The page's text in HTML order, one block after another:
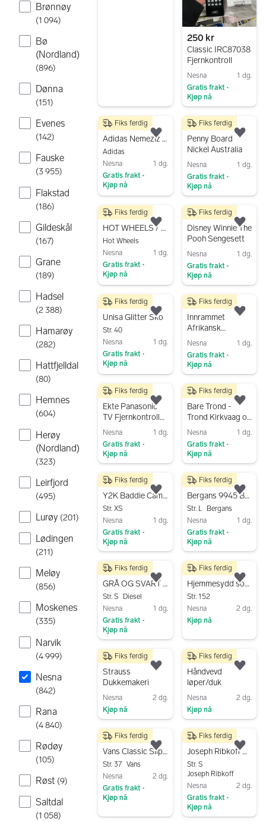
Brønnøy
(1 094)
Bø
(Nordland)
(896)
Dønna
(151)
Evenes
(142)
Fauske
(3 955)
Flakstad
(186)
Gildeskål
(167)
Grane
(189)
Hadsel
(2 388)
Hamarøy
(282)
Hattfjelldal
(80)
Hemnes
(604)
Herøy
(Nordland)
(323)
Leirfjord
(495)
Lurøy (201)
Lødingen
(211)
Meløy
(856)
Moskenes
(335)
Narvik
(4 999)
Nesna
(842)
Rana
(4 840)
Rødøy
(105)
Røst (9)
Saltdal
(1 058)
250 kr
Classic IRC87038
Fjernkontroll
Nesna
1 dg.
Gratis frakt •
Kjøp nå
200 kr
Adidas Nemeziz Skopose
Adidas
Nesna
1 dg.
Gratis frakt •
Kjøp nå
Fiks ferdig
Legg til som favoritt.
Gå til annonsen
450 kr
Penny Board
Nickel Australia
Nesna
1 dg.
Gratis frakt •
Kjøp nå
Fiks ferdig
299 kr
HOT WHEELS / TOY STATE 2014 "STREET CREEPER" LIGHTS SOUNDS MOTION
Hot Wheels
Nesna
1 dg.
Gratis frakt •
Kjøp nå
Fiks ferdig
Legg til som favoritt.
Gå til annonsen
280 kr
Disney Winnie The
Pooh Sengesett
Nesna
1 dg.
Gratis frakt •
Kjøp nå
Fiks ferdig
699 kr
Unisa Glitter Sko
Str. 40
Nesna
1 dg.
Gratis frakt •
Kjøp nå
Fiks ferdig
Legg til som favoritt.
Gå til annonsen
399 kr
Innrammet
Afrikansk
Treskjæring
Nesna
1 dg.
Gratis frakt •
Kjøp nå
Fiks ferdig
299 kr
Ekte Panasonic
TV Fjernkontroll
NQ2AYB000181
Nesna
1 dg.
Gratis frakt •
Kjøp nå
Fiks ferdig
Legg til som favoritt.
199 kr
Bare Trond -
Trond Kirkvaag og
Atle Antonsen’s
Nesna
1 dg.
Gratis frakt •
Kjøp nå
Fiks ferdig
280 kr
Y2K Baddie Camisole / Singlet
Str. XS
Nesna
1 dg.
Gratis frakt •
Kjøp nå
Fiks ferdig
Legg til som favoritt.
420 kr
Bergans 9945 Bykle Lady Turshorts L
Str. L
Bergans
Nesna
1 dg.
Gratis frakt •
Kjøp nå
Fiks ferdig
2 500 kr
GRÅ OG SVART DIESEL KORTERMET HETTE OVERSIZED KJOLE MED DOBBEL GLIDELÅS
Str. S
Diesel
Nesna
1 dg.
Gratis frakt •
Kjøp nå
Fiks ferdig
Legg til som favoritt.
300 kr
Hjemmesydd sommerkjole
Str. 152
Nesna
2 dg.
Kjøp nå
Fiks ferdig
Gå til annonsen
1 200 kr
Strauss
Dukkemakeri
Nesna
2 dg.
Kjøp nå
Fiks ferdig
Legg til som favoritt.
250 kr
Håndvevd
løper/duk
Nesna
2 dg.
Kjøp nå
Fiks ferdig
280 kr
Vans Classic Slip-On True White
Str. 37 Vans
Nesna
2 dg.
Gratis frakt •
Kjøp nå
Fiks ferdig
Legg til som favoritt.
Gå til annonsen
380 kr
Joseph Ribkoff Plissé Topp
Str. S
Joseph Ribkoff
Nesna
2 dg.
Gratis frakt •
Kjøp nå
Fiks ferdig